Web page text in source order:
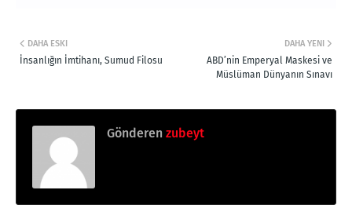
DAHA YENI
ABD’nin Emperyal Maskesi ve
Müslüman Dünyanın Sınavı
DAHA ESKI
İnsanlığın İmtihanı, Sumud Filosu
Gönderen zubeyt